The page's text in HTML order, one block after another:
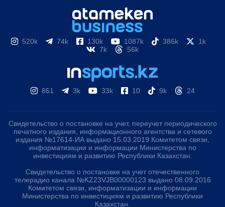
520k 74k 130k 1087k 386k
1k
7k
56k
851 3k 33k 10 9k 24
Свидетельство о постановке на учет, переучет периодического
печатного издания, информационного агентства и сетевого
издания №17614-ИА выдано 15.03.2019 Комитетом связи,
информатизации и информации Министерства по
инвестициям и развитию Республики Казахстан.
Свидетельство о постановке на учет отечественного
телерадио канала №KZ23VJB00000123 выдано 08.09.2016
Комитетом связи, информатизации и информации
Министерства по инвестициям и развитию Республики
Казахстан.